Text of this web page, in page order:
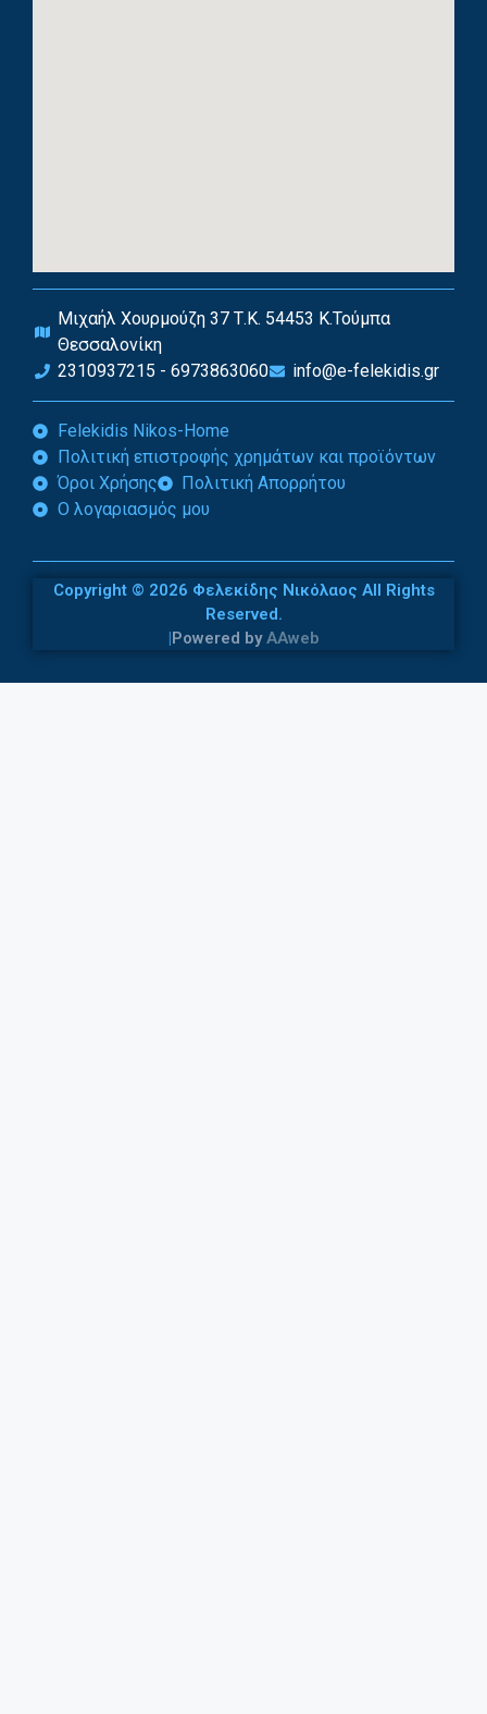
Μιχαήλ Χουρμούζη 37 Τ.Κ. 54453 Κ.Τούμπα
Θεσσαλονίκη
2310937215 - 6973863060
info@e-felekidis.gr
Felekidis Nikos-Home
Πολιτική επιστροφής χρημάτων και προϊόντων
Όροι Χρήσης
Πολιτική Απορρήτου
Ο λογαριασμός μου
Copyright © 2026 Φελεκίδης Νικόλαος All Rights
Reserved.
|Powered byAAweb